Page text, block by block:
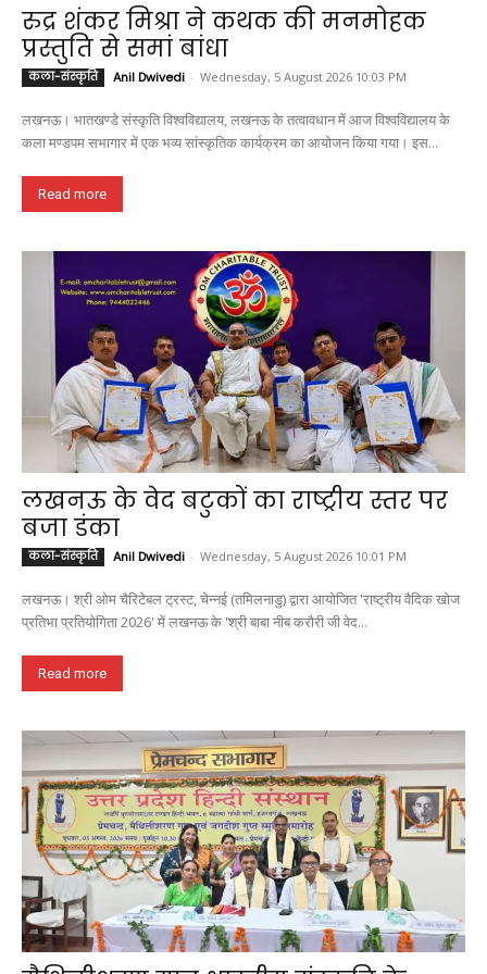
रुद्र शंकर मिश्रा ने कथक की मनमोहक
प्रस्तुति से समां बांधा
कला-संस्कृति Anil Dwivedi - Wednesday, 5 August 2026 10:03 PM
लखनऊ। भातखण्डे संस्कृति विश्वविद्यालय, लखनऊ के तत्वावधान में आज विश्वविद्यालय के
कला मण्डपम सभागार में एक भव्य सांस्कृतिक कार्यक्रम का आयोजन किया गया। इस...
Read more
लखनऊ के वेद बटुकों का राष्ट्रीय स्तर पर
बजा डंका
कला-संस्कृति Anil Dwivedi - Wednesday, 5 August 2026 10:01 PM
लखनऊ। श्री ओम चैरिटेबल ट्रस्ट, चेन्नई (तमिलनाडु) द्वारा आयोजित 'राष्ट्रीय वैदिक खोज
प्रतिभा प्रतियोगिता 2026' में लखनऊ के 'श्री बाबा नीब करौरी जी वेद...
Read more